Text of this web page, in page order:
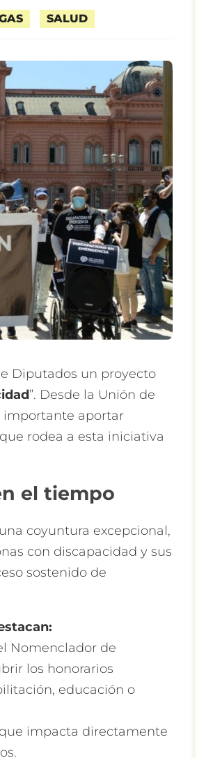
SALUD
Diputados un proyecto
”. Desde la Unión de
importante aportar
rodea a esta iniciativa
el tiempo
coyuntura excepcional,
con discapacidad y sus
sostenido de
Nomenclador de
los honorarios
educación o
impacta directamente